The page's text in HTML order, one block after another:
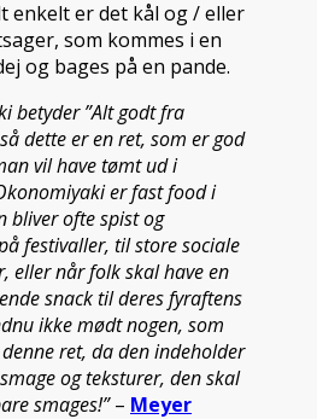
enkelt er det kål og / eller
som kommes i en
og bages på en pande.
betyder ”Alt godt fra
dette er en ret, som er god
vil have tømt ud i
er fast food i
bliver ofte spist og
festivaller, til store sociale
eller når folk skal have en
snack til deres fyraftens
ikke mødt nogen, som
ret, da den indeholder
og teksturer, den skal
smages!”– Meyer